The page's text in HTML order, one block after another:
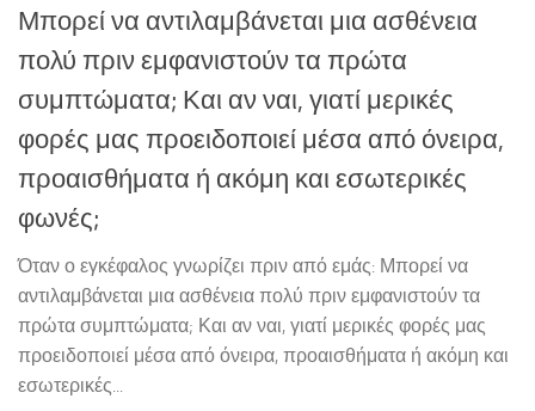
Μπορεί να αντιλαμβάνεται μια ασθένεια
πολύ πριν εμφανιστούν τα πρώτα
συμπτώματα; Και αν ναι, γιατί μερικές
φορές μας προειδοποιεί μέσα από όνειρα,
προαισθήματα ή ακόμη και εσωτερικές
φωνές;
Όταν ο εγκέφαλος γνωρίζει πριν από εμάς: Μπορεί να
αντιλαμβάνεται μια ασθένεια πολύ πριν εμφανιστούν τα
πρώτα συμπτώματα; Και αν ναι, γιατί μερικές φορές μας
προειδοποιεί μέσα από όνειρα, προαισθήματα ή ακόμη και
εσωτερικές...